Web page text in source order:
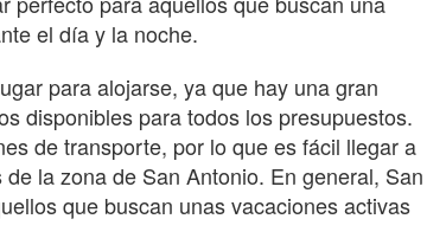
el día y la noche.
para alojarse, ya que hay una gran
disponibles para todos los presupuestos.
de transporte, por lo que es fácil llegar a
la zona de San Antonio. En general, San
que buscan unas vacaciones activas